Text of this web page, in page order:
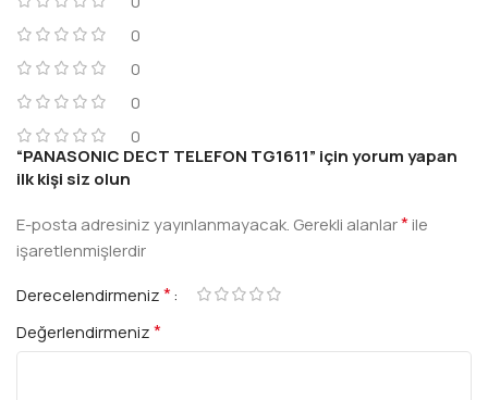
0
0
0
0
“PANASONIC DECT TELEFON TG1611” için yorum yapan
ilk kişi siz olun
E-posta adresiniz yayınlanmayacak. Gerekli alanlar*ile
işaretlenmişlerdir
Derecelendirmeniz*
Değerlendirmeniz*